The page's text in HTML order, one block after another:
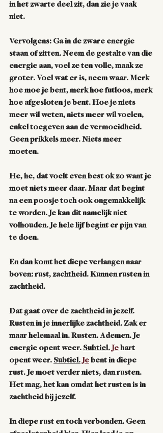
in het zwarte deel zit, dan zie je vaak
niet.
Vervolgens: Ga in de zware energie
staan of zitten. Neem de gestalte van die
energie aan, voel ze ten volle, maak ze
groter. Voel wat er is, neem waar. Merk
hoe moe je bent, merk hoe futloos, merk
hoe afgesloten je bent. Hoe je niets
meer wil weten, niets meer wil voelen,
enkel toegeven aan de vermoeidheid.
Geen prikkels meer. Niets meer
moeten.
He, he, dat voelt even best ok zo want je
moet niets meer daar. Maar dat begint
na een poosje toch ook ongemakkelijk
te worden. Je kan dit namelijk niet
volhouden. Je hele lijf begint er pijn van
te doen.
En dan komt het diepe verlangen naar
boven: rust, zachtheid. Kunnen rusten in
zachtheid.
Dat gaat over de zachtheid in jezelf.
Rusten in je innerlijke zachtheid. Zak er
maar helemaal in. Rusten. Ademen. Je
energie opent weer. Subtiel. Je hart
opent weer. Subtiel. Je bent in diepe
rust. Je moet verder niets, dan rusten.
Het mag, het kan omdat het rusten is in
zachtheid bij jezelf.
In diepe rust en toch verbonden. Geen